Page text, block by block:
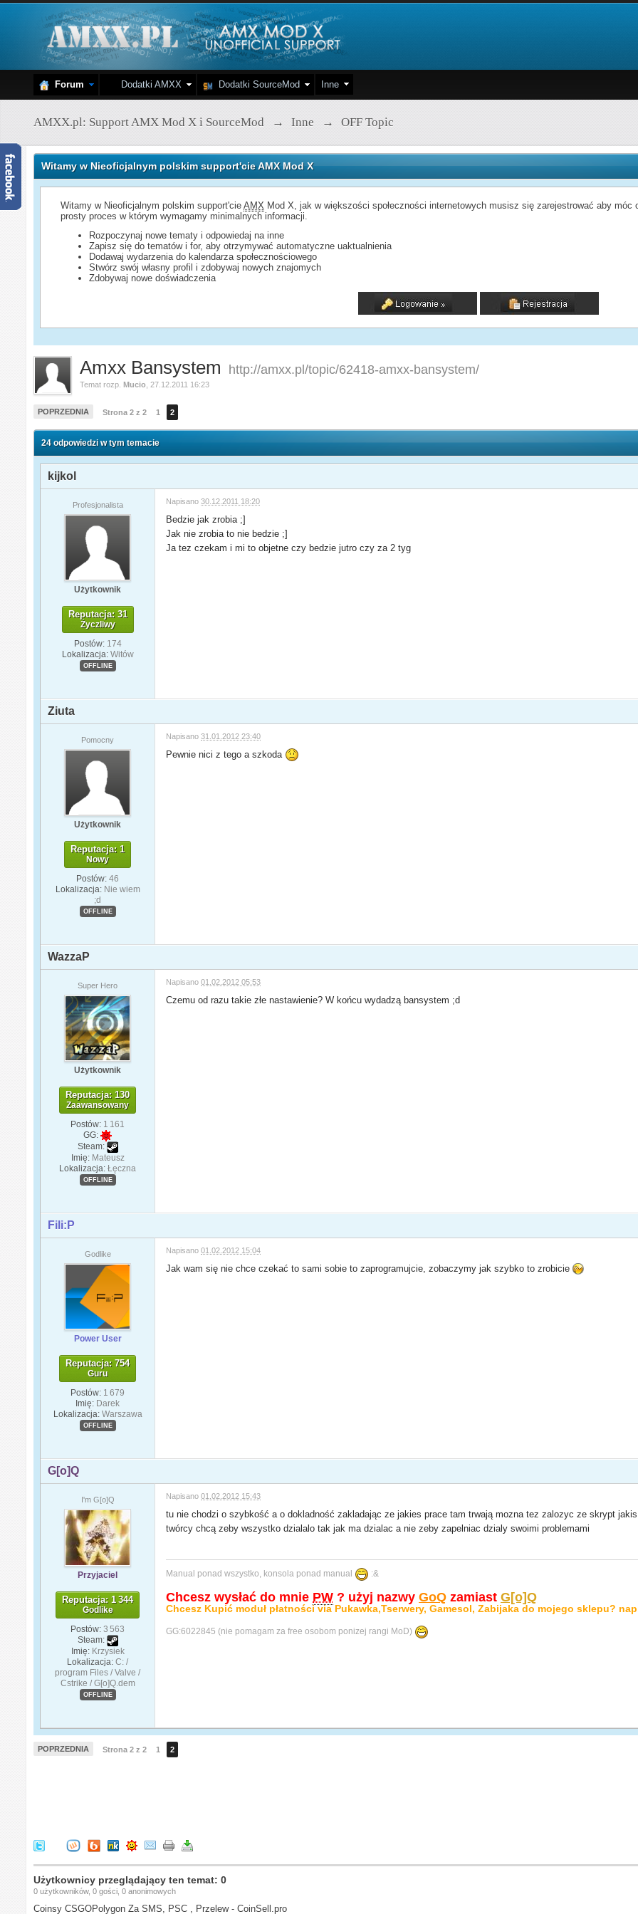
Forum Dodatki AMXX Dodatki SourceMod Inne
AMXX.pl: Support AMX Mod X i SourceMod → Inne → OFF Topic
Witamy w Nieoficjalnym polskim support'cie AMX Mod X
Witamy w Nieoficjalnym polskim support'cieAMX Mod X, jak w większości społeczności internetowych musisz się zarejestrować aby
prosty proces w którym wymagamy minimalnych informacji.
Rozpoczynaj nowe tematy i odpowiedaj na inne
Zapisz się do tematów i for, aby otrzymywać automatyczne uaktualnienia
Dodawaj wydarzenia do kalendarza społecznościowego
Stwórz swój własny profil i zdobywaj nowych znajomych
Zdobywaj nowe doświadczenia
Amxx Bansystem http://amxx.pl/topic/62418-amxx-bansystem/
Temat rozp.Mucio 27.12.2011 16:23
POPRZEDNIA Strona 2 z 2 1 2
24 odpowiedzi w tym temacie
kijkol
Profesjonalista
Użytkownik
Reputacja: 31
Życzliwy
Postów: 174
Lokalizacja: Witów
OFFLINE
Napisano30.12.2011 18:20
Bedzie jak zrobia ;]
Jak nie zrobia to nie bedzie ;]
Ja tez czekam i mi to objetne czy bedzie jutro czy za 2 tyg
Ziuta
Pomocny
Użytkownik
Reputacja: 1
Nowy
Postów: 46
Lokalizacja: Nie wiem
;d
OFFLINE
Napisano31.01.2012 23:40
Pewnie nici z tego a szkoda
WazzaP
Super Hero
Użytkownik
Reputacja: 130
Zaawansowany
Postów: 1 161
GG:
Steam:
Imię: Mateusz
Lokalizacja: Łęczna
OFFLINE
Napisano01.02.2012 05:53
Czemu od razu takie złe nastawienie? W końcu wydadzą bansystem ;d
Fili:P
Godlike
Power User
Reputacja: 754
Guru
Postów: 1 679
Imię: Darek
Lokalizacja: Warszawa
OFFLINE
Napisano01.02.2012 15:04
Jak wam się nie chce czekać to sami sobie to zaprogramujcie, zobaczymy jak szybko to zrobicie
G[o]Q
I'm G[o]Q
Przyjaciel
Reputacja: 1 344
Godlike
Postów: 3 563
Steam:
Imię: Krzysiek
Lokalizacja: C: /
program Files / Valve /
Cstrike / G[o]Q.dem
OFFLINE
Napisano01.02.2012 15:43
tu nie chodzi o szybkość a o dokladność zakladając ze jakies prace tam trwają mozna tez zalozyc ze skrypt
twórcy chcą zeby wszystko dzialalo tak jak ma dzialac a nie zeby zapelniac dzialy swoimi problemami
Manual ponad wszystko, konsola ponad manual :&
Chcesz wysłać do mnie PW ? użyj nazwyGoQ zamiastG[o]Q
Chcesz Kupić moduł płatności via Pukawka,Tserwery, Gamesol, Zabijaka do mojego sklepu?
GG:6022845 (nie pomagam za free osobom ponizej rangi MoD)
POPRZEDNIA Strona 2 z 2 1 2
Użytkownicy przeglądający ten temat: 0
0 użytkowników, 0 gości, 0 anonimowych
Coinsy CSGOPolygon Za SMS, PSC , Przelew - CoinSell.pro